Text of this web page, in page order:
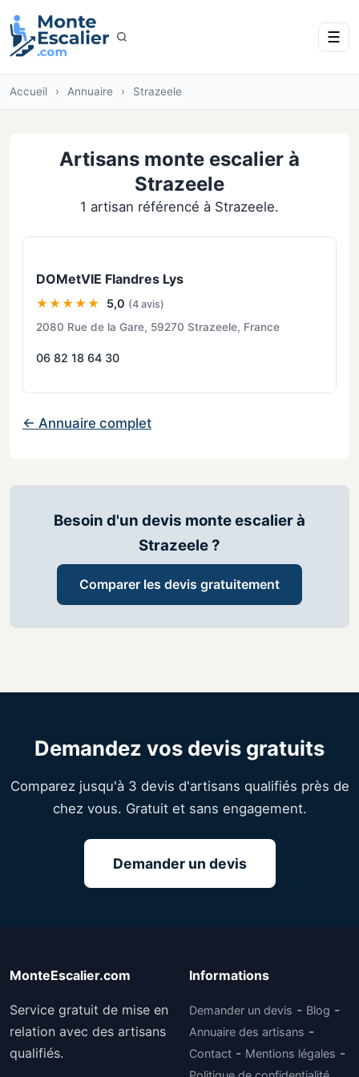
☰
Accueil › Annuaire › Strazeele
Artisans monte escalier à
Strazeele
1 artisan référencé à Strazeele.
DOMetVIE Flandres Lys
★★★★★ 5,0 (4 avis)
2080 Rue de la Gare, 59270 Strazeele, France
06 82 18 64 30
← Annuaire complet
Besoin d'un devis monte escalier à
Strazeele ?
Comparer les devis gratuitement
Demandez vos devis gratuits
Comparez jusqu'à 3 devis d'artisans qualifiés près de
chez vous. Gratuit et sans engagement.
Demander un devis
MonteEscalier.com
Service gratuit de mise en
relation avec des artisans
qualifiés.
Informations
Demander un devis - Blog -
Annuaire des artisans -
Contact - Mentions légales -